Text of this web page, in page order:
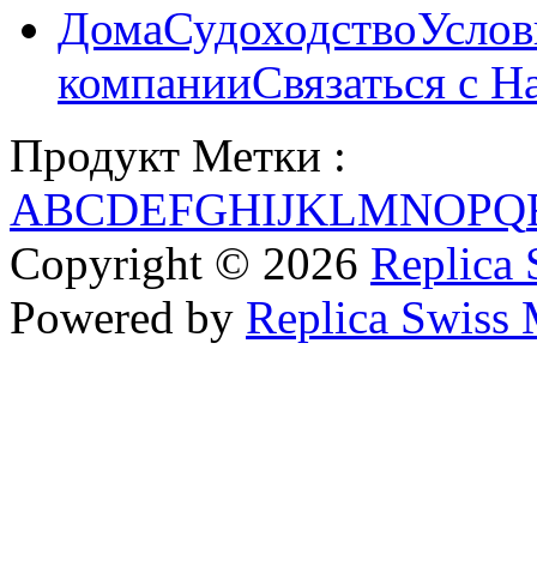
ДомаСудоходство
компанииСвязаться с
Продукт Метки :
ABCDEFGHIJKLMNOPQ
Copyright © 2026 Replica
Powered by Replica Swiss